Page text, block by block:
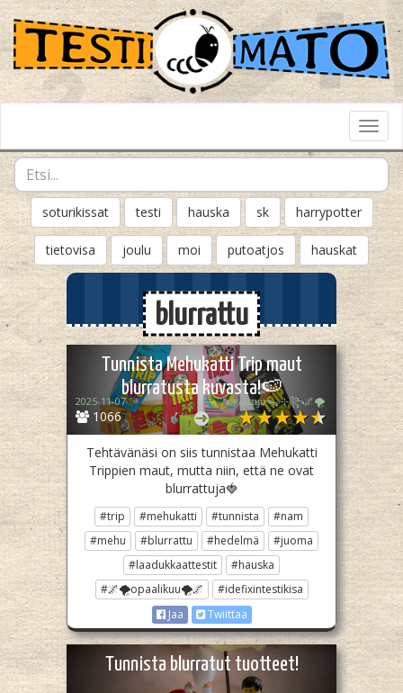
soturikissat testi hauska sk harrypotter
tietovisa joulu moi putoatjos hauskat
blurrattu
Tunnista Mehukatti Trip maut
blurratusta kuvasta!🍉
1066
2025-11-07 ᴏᴘᴀᴀʟɪӄᴜᴜᯓ₊ ⊹꧂🌌🌪
Tehtävänäsi on siis tunnistaa Mehukatti
Trippien maut, mutta niin, että ne ovat
blurrattuja🍓
#trip #mehukatti #tunnista
#nam
#mehu
#blurrattu #hedelmä
#juoma
#laadukkaattestit
#hauska
#🌌🌪opaalikuu🌪🌌
#idefixintestikisa
Jaa
Twiittaa
Tunnista blurratut tuotteet!